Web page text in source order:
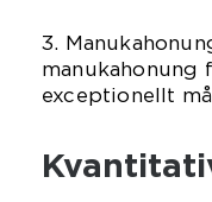
3.
manukahonung
exceptionellt